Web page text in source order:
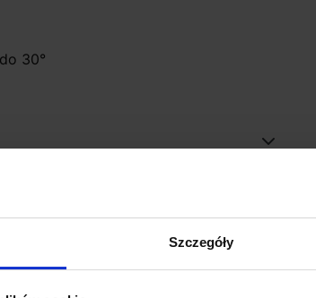
Szczegóły
30°